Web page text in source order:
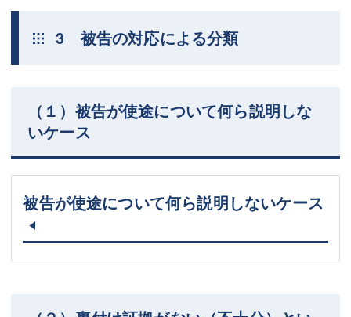
3 被告の対応による分類
（１）被告が使途について何ら説明しな
いケース
被告が使途について何ら説明しないケース